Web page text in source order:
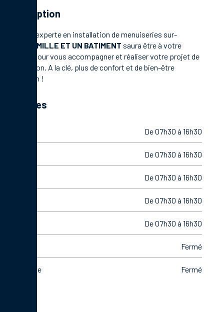
Description
Société experte en installation de menuiseries sur-
MILLE ET UN BATIMENT saura être à votre
écoute pour vous accompagner et réaliser votre projet de
rénovation. A la clé, plus de confort et de bien-être
quotidien !
Horaires
De 07h30 à 16h30
De 07h30 à 16h30
De 07h30 à 16h30
De 07h30 à 16h30
De 07h30 à 16h30
Fermé
Dimanche Fermé